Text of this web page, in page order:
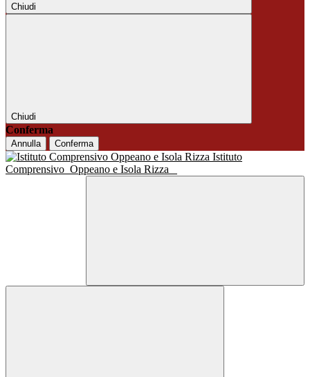
Chiudi
Chiudi
Conferma
Annulla Conferma
Istituto
Comprensivo Oppeano e Isola Rizza